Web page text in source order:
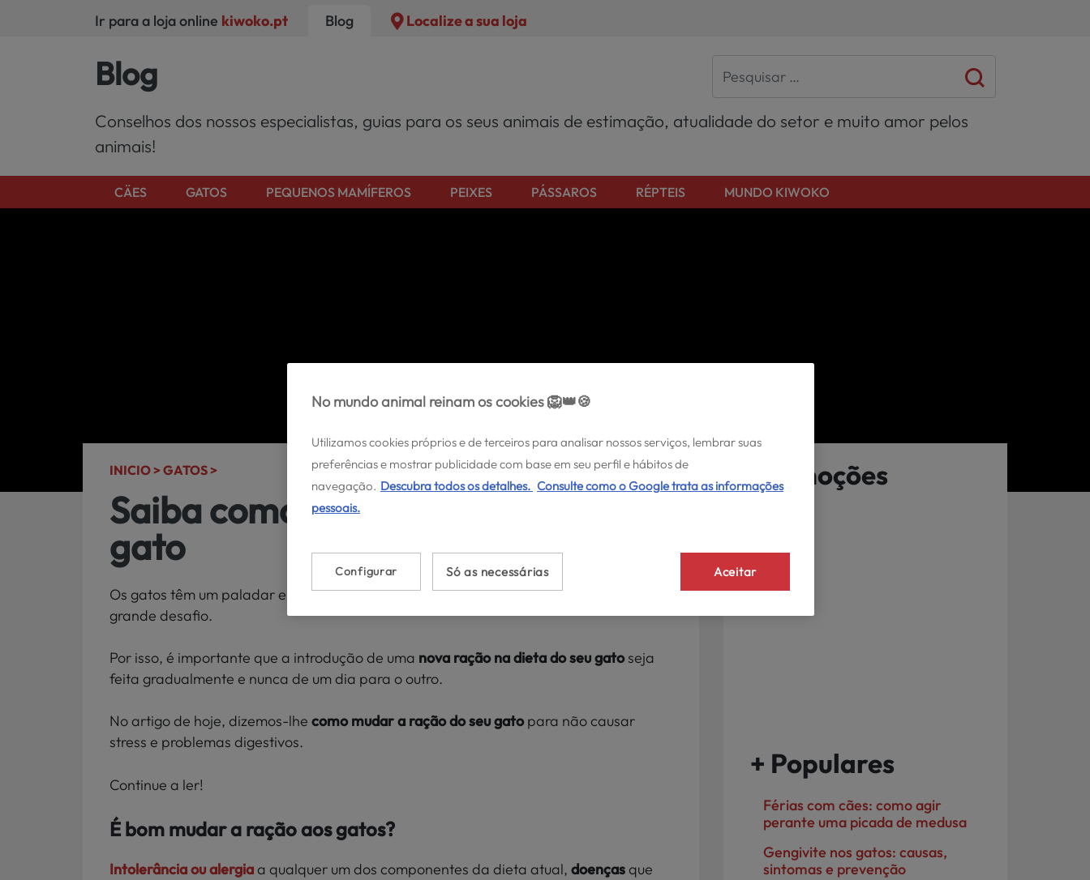
Ir para a loja online kiwoko.pt Blog Localize a sua loja
Blog
Conselhos dos nossos especialistas, guias para os seus animais de estimação, atualidade do setor e muito amor pelos
animais!
CÄES GATOS PEQUENOS MAMÍFEROS PEIXES PÁSSAROS RÉPTEIS MUNDO KIWOKO
INICIO >GATOS >
Saiba como mudar a ração a um
gato
Os gatos têm um paladar extremamente seletivo, e mudar a sua dieta pode ser um
grande desafio.
Por isso, é importante que a introdução de uma nova ração na dieta do seu gatoseja
feita gradualmente e nunca de um dia para o outro.
No artigo de hoje, dizemos-lhe como mudar a ração do seu gatopara não causar
stress e problemas digestivos.
Continue a ler!
É bom mudar a ração aos gatos?
Intolerância ou alergiaa qualquer um dos componentes da dieta atual, doençasque
Promoções
+ Populares
Férias com cães: como agir
perante uma picada de medusa
Gengivite nos gatos: causas,
sintomas e prevenção
No mundo animal reinam os cookies 🦁👑🍪
Utilizamos cookies próprios e de terceiros para analisar nossos serviços, lembrar suas
preferências e mostrar publicidade com base em seu perfil e hábitos de
navegação. Descubra todos os detalhes. Consulte como o Google trata as informações
pessoais.
Só as necessárias Aceitar
Configurar